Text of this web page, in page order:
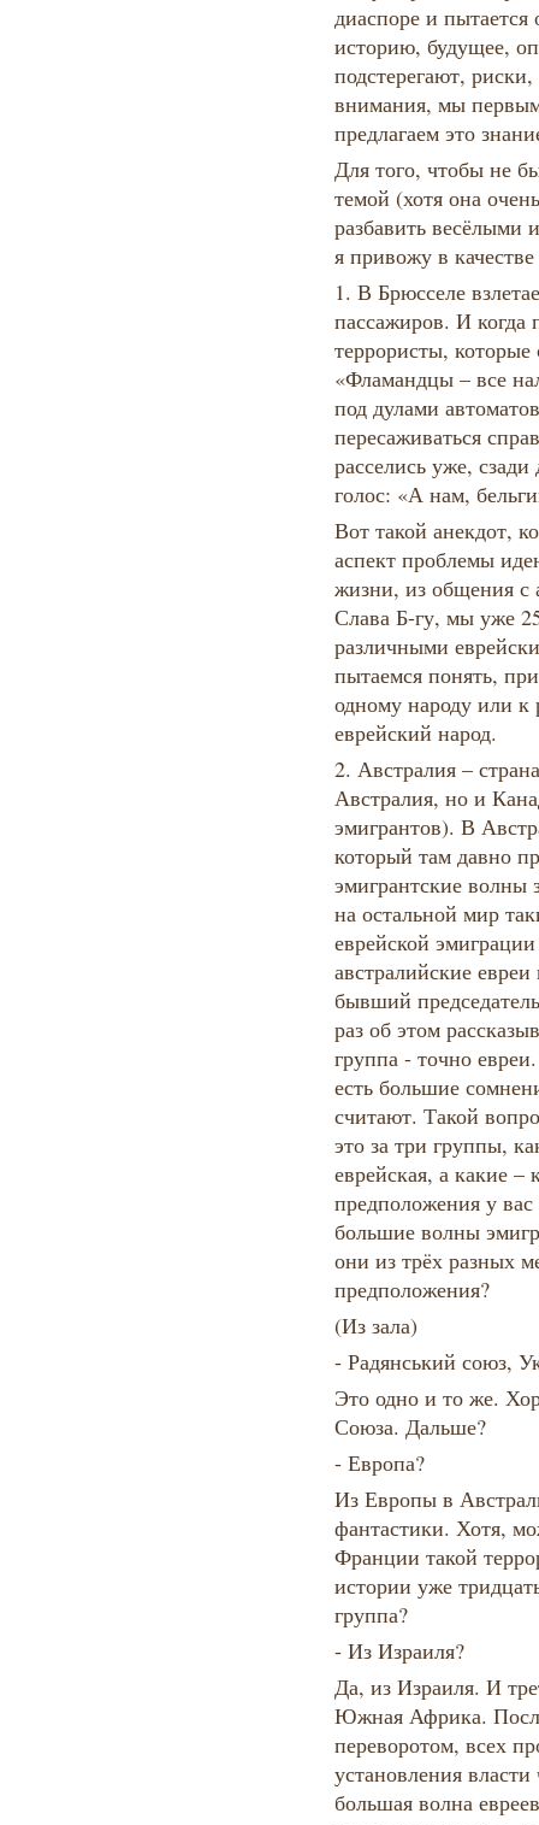
диаспоре и пытается
историю, будущее,
подстерегают,
внимания, мы
предлагаем это
Для того, чтобы не
темой (хотя она
разбавить весёлыми
я привожу в
1. В Брюсселе
пассажиров. И когда
террористы, которые
«Фламандцы – все
под дулами
пересаживаться
расселись уже,
голос: «А нам,
Вот такой анекдот,
аспект проблемы
жизни, из общения с
Слава Б-гу, мы уже
различными
пытаемся понять,
одному народу или к
еврейский народ.
2. Австралия –
Австралия, но и
эмигрантов). В
который там давно
эмигрантские волны
на остальной мир
еврейской
австралийские
бывший
раз об этом
группа - точно
есть большие
считают. Такой
это за три группы,
еврейская, а какие –
предположения у
большие волны
они из трёх разных
предположения?
(Из зала)
- Радянський союз,
Это одно и то же.
Союза. Дальше?
- Европа?
Из Европы в
фантастики. Хотя,
Франции такой
истории уже
группа?
- Из Израиля?
Да, из Израиля. И
Южная Африка.
переворотом, всех
установления
большая волна